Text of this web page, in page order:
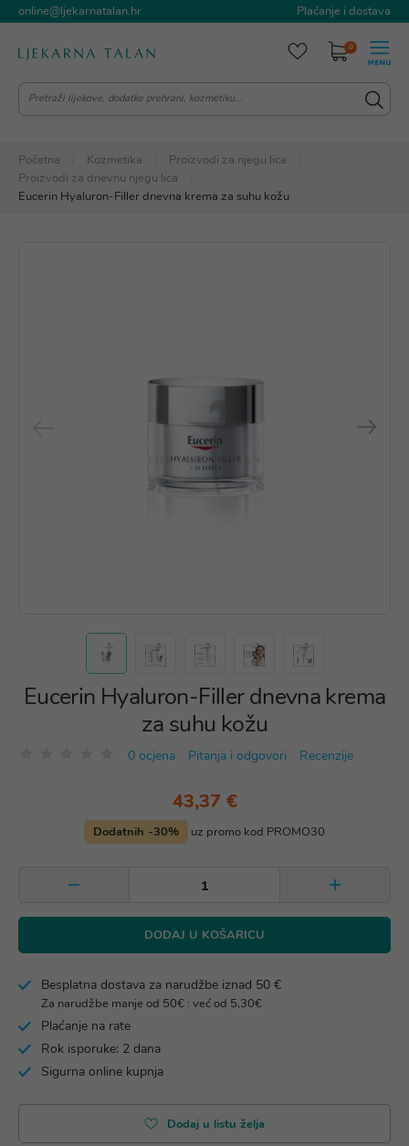
online@ljekarnatalan.hr Plaćanje i dostava
0
Početna Kozmetika
Proizvodi za njegu lica
Proizvodi za dnevnu njegu lica
Eucerin Hyaluron-Filler dnevna krema za suhu kožu
Eucerin Hyaluron-Filler dnevna krema
za suhu kožu
0 ocjena Pitanja i odgovori Recenzije
43,37 €
Dodatnih -30% uz promo kod PROMO30
DODAJ U KOŠARICU
Besplatna dostava za narudžbe iznad 50 €
Za narudžbe manje od 50€ : već od 5,30€
Plaćanje na rate
Rok isporuke: 2 dana
Sigurna online kupnja
Dodaj u listu želja